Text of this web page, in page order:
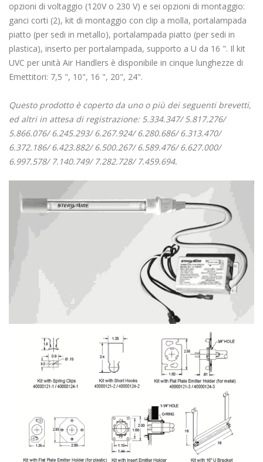
opzioni di voltaggio (120V o 230 V) e sei opzioni di montaggio:
ganci corti (2), kit di montaggio con clip a molla, portalampada
piatto (per sedi in metallo), portalampada piatto (per sedi in
plastica), inserto per portalampada, supporto a U da 16 ". Il kit
UVC per unità Air Handlers è disponibile in cinque lunghezze di
Emettitori: 7,5 ", 10", 16 ", 20", 24".
Questo prodotto è coperto da uno o più dei seguenti brevetti,
ed altri in attesa di registrazione: 5.334.347/ 5.817.276/
5.866.076/ 6.245.293/ 6.267.924/ 6.280.686/ 6.313.470/
6.372.186/ 6.423.882/ 6.500.267/ 6.589.476/ 6.627.000/
6.997.578/ 7.140.749/ 7.282.728/ 7.459.694.